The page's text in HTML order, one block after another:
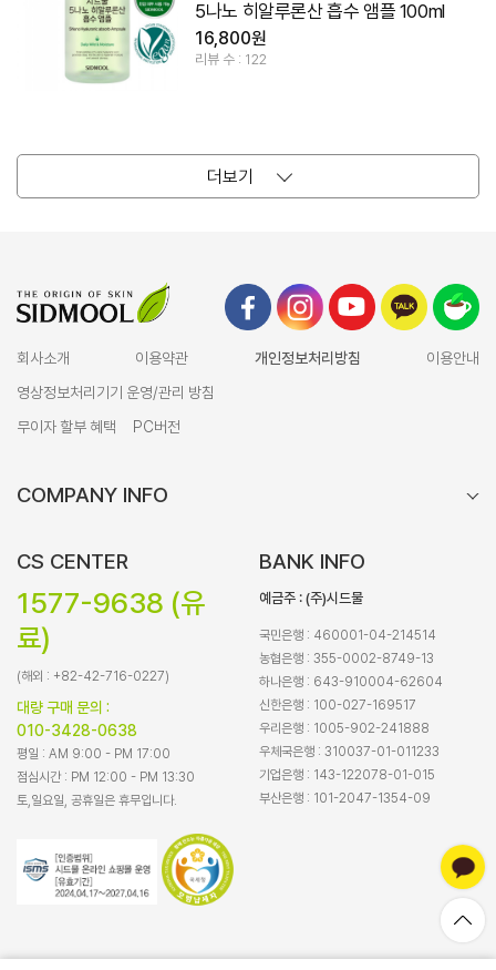
5나노 히알루론산 흡수 앰플 100ml
16,800원
리뷰 수 : 122
더보기
회사소개 이용약관 개인정보처리방침
이용안내
영상정보처리기기 운영/관리 방침
무이자 할부 혜택
PC버전
COMPANY INFO
CS CENTER
1577-9638 (유
료)
(해외 : +82-42-716-0227)
대량 구매 문의 :
010-3428-0638
평일 : AM 9:00 - PM 17:00
점심시간 : PM 12:00 - PM 13:30
토,일요일, 공휴일은 휴무입니다.
BANK INFO
예금주 : (주)시드물
국민은행 : 460001-04-214514
농협은행 : 355-0002-8749-13
하나은행 : 643-910004-62604
신한은행 : 100-027-169517
우리은행 : 1005-902-241888
우체국은행 : 310037-01-011233
기업은행 : 143-122078-01-015
부산은행 : 101-2047-1354-09